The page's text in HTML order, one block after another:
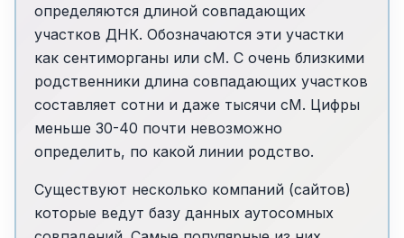
определяются длиной совпадающих
участков ДНК. Обозначаются эти участки
как сентиморганы или сМ. С очень близкими
родственники длина совпадающих участков
составляет сотни и даже тысячи cM. Цифры
меньше 30-40 почти невозможно
определить, по какой линии родство.
Существуют несколько компаний (сайтов)
которые ведут базу данных аутосомных